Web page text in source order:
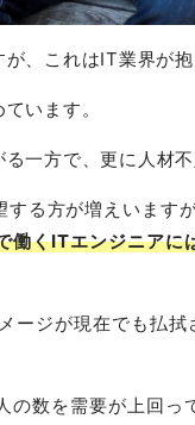
、これはIT業界が抱
います。
一方で、更に人材不
る方が増えいますが
働くITエンジニア
ージが現在でも払
の数を需要が上回